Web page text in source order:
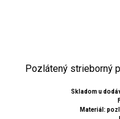
Pozlátený strieborný
Skladom u
Materiál: